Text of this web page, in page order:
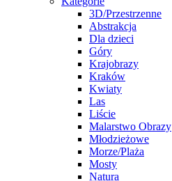
3D/Przestrzenne
Abstrakcja
Dla dzieci
Góry
Krajobrazy
Kraków
Kwiaty
Las
Liście
Malarstwo Obrazy
Młodzieżowe
Morze/Plaża
Mosty
Natura